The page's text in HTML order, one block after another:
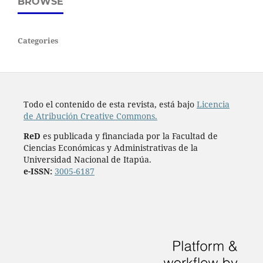
Categories
Todo el contenido de esta revista, está bajo Licencia
de Atribución Creative Commons.
ReD es publicada y financiada por la Facultad de
Ciencias Económicas y Administrativas de la
Universidad Nacional de Itapúa.
e-ISSN: 3005-6187